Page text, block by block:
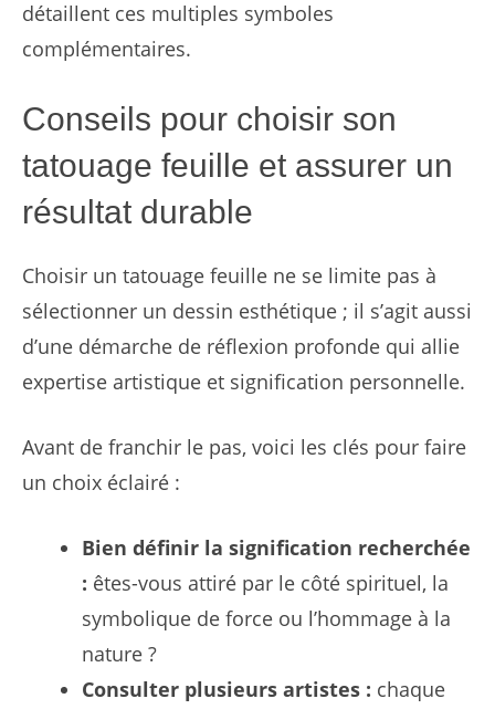
détaillent ces multiples symboles
complémentaires.
Conseils pour choisir son
tatouage feuille et assurer un
résultat durable
Choisir un tatouage feuille ne se limite pas à
sélectionner un dessin esthétique ; il s’agit aussi
d’une démarche de réflexion profonde qui allie
expertise artistique et signification personnelle.
Avant de franchir le pas, voici les clés pour faire
un choix éclairé :
Bien définir la signification recherchée
: êtes-vous attiré par le côté spirituel, la
symbolique de force ou l’hommage à la
nature ?
Consulter plusieurs artistes : chaque